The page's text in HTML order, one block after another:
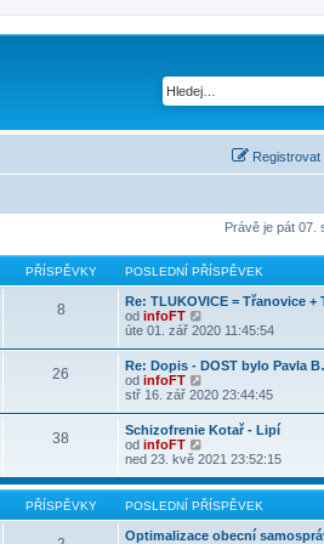
Registrovat
Právě je pát 07.
PŘÍSPĚVKY POSLEDNÍ PŘÍSPĚVEK
8
Re: TLUKOVICE = Třanovice +
od infoFT
o
r
a
z
i
t
p
s
l
e
d
n
í
úte 01. zář 2020 11:45:54
26
Re: Dopis - DOST bylo Pavla
od infoFT
o
a
z
i
t
p
o
s
l
stř 16. zář 2020 23:44:45
38
Schizofrenie Kotař - Lipí
od infoFT
o
r
a
i
ned 23. kvě 2021 23:52:15
PŘÍSPĚVKY POSLEDNÍ PŘÍSPĚVEK
Optimalizace obecní